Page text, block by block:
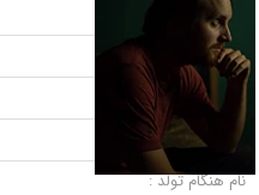
تاریخ تولد :
محل تولد :
قد :
لقب :
نام هنگام تولد :